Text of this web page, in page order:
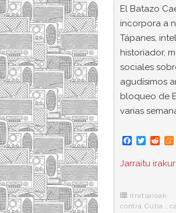
El Batazo
incorpora a
Tápanes,
historiador,
sociales
agudísimos
bloqueo de
varias
F
c
e
o
k
T
i
t
r
R
d
d
Jarraitu
Irratsaioak
contra Cuba
,